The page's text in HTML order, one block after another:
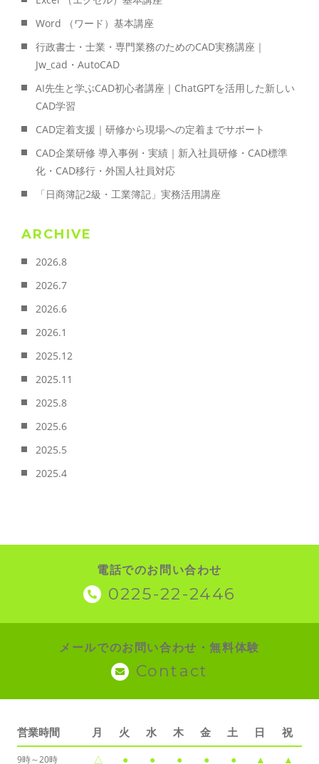
Word （ワード）基本講座
行政書士・士業・専門業務のためのCAD実務講座｜
Jw_cad・AutoCAD
AI先生と学ぶCAD初心者講座｜ChatGPTを活用した新しい
CAD学習
CAD定着支援｜研修から現場への定着までサポート
CAD企業研修 導入事例・実績｜新入社員研修・CAD標準
化・CAD移行・外国人社員対応
「日商簿記2級・工業簿記」実務活用講座
ARCHIVE
2026.8
2026.7
2026.6
2026.1
2025.12
2025.11
2025.8
2025.6
2025.5
2025.4
電話でのお問い合わせ
0225-22-2446
メールでのお問い合わせ・無料体験
Contact
営業時間 月 火 水 木 金 土 日 祝
9時～20時 △ ● ● ● ● ● ▲ ▲